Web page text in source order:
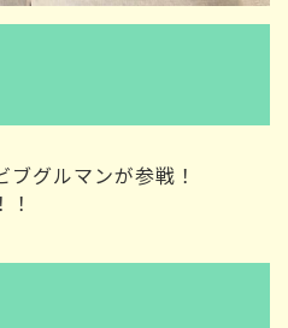
グルマンが参戦！